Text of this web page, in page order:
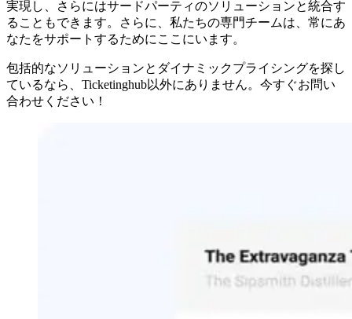
実現し、さらにはサードパーティのソリューションと統合す
ることもできます。さらに、私たちの専門チームは、常にあ
なたをサポートするためにここにいます。
包括的なソリューションとダイナミックプライシングを探し
ているなら、Ticketinghub以外にありません。今すぐお問い
合わせください！